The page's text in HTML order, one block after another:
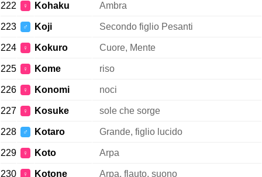
222 ♀ Kohaku Ambra
223 ♂ Koji Secondo figlio Pesanti
224 ♀ Kokuro Cuore, Mente
225 ♀ Kome riso
226 ♀ Konomi noci
227 ♀ Kosuke sole che sorge
228 ♂ Kotaro Grande, figlio lucido
229 ♀ Koto Arpa
230 ♀ Kotone Arpa, flauto, suono